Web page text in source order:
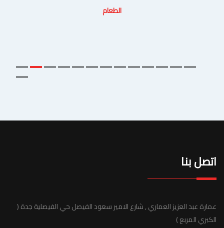
الطعام
اتصل بنا
عمارة عبد العزيز العماري , شارع الامير سعود الفيصل حي الفيصلية جدة (
الكبري المربع )